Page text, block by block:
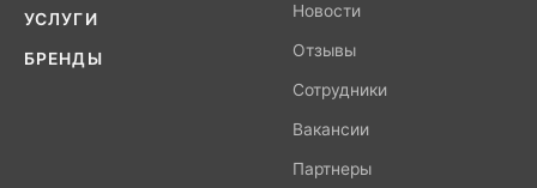
УСЛУГИ
БРЕНДЫ
Новости
Отзывы
Сотрудники
Вакансии
Партнеры